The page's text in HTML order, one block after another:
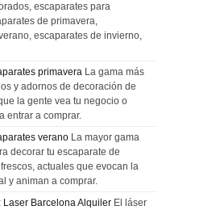
escaparates para
de primavera,
escaparates de invierno,
primavera La gama más
y adornos de decoración de
la gente vea tu negocio o
entrar a comprar.
verano La mayor gama
decorar tu escaparate de
actuales que evocan la
y animan a comprar.
Laser Barcelona Alquiler El láser